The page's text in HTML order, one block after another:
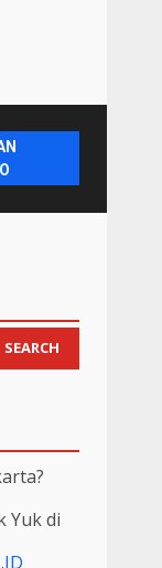
SEARCH
Yuk di